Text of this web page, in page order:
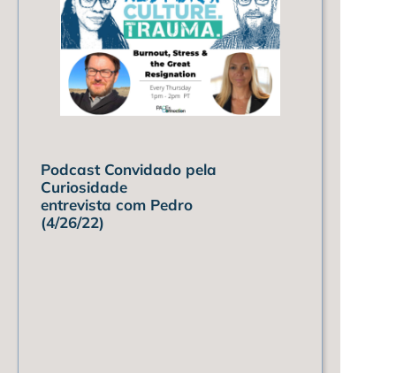
Podcast Convidado pela
Curiosidade
entrevista com Pedro
(4/26/22)